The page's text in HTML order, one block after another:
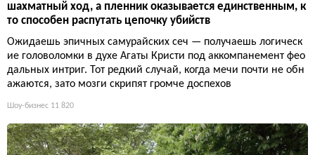
шахматный ход, а пленник оказывается единственным, к
то способен распутать цепочку убийств
Ожидаешь эпичных самурайских сеч — получаешь логическ
ие головоломки в духе Агаты Кристи под аккомпанемент фео
дальных интриг. Тот редкий случай, когда мечи почти не обн
ажаются, зато мозги скрипят громче доспехов
Шоу-бизнес 11 820